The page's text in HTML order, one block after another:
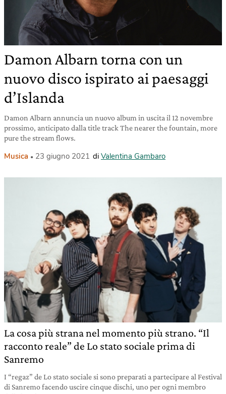
Damon Albarn torna con un
nuovo disco ispirato ai paesaggi
d’Islanda
Damon Albarn annuncia un nuovo album in uscita il 12 novembre
prossimo, anticipato dalla title track The nearer the fountain, more
pure the stream flows.
Musica 23 giugno 2021 di Valentina Gambaro
La cosa più strana nel momento più strano. “Il
racconto reale” de Lo stato sociale prima di
Sanremo
I “regaz” de Lo stato sociale si sono preparati a partecipare al Festival
di Sanremo facendo uscire cinque dischi, uno per ogni membro